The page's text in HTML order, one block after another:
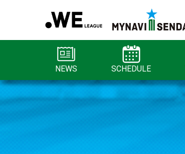
NEWS SCHEDULE